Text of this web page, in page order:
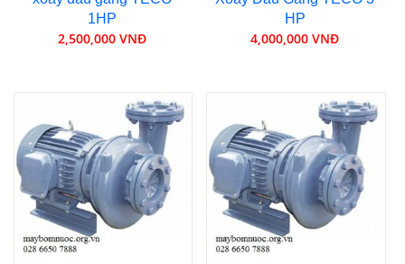
1HP
2,500,000 VNĐ
HP
4,000,000 VNĐ